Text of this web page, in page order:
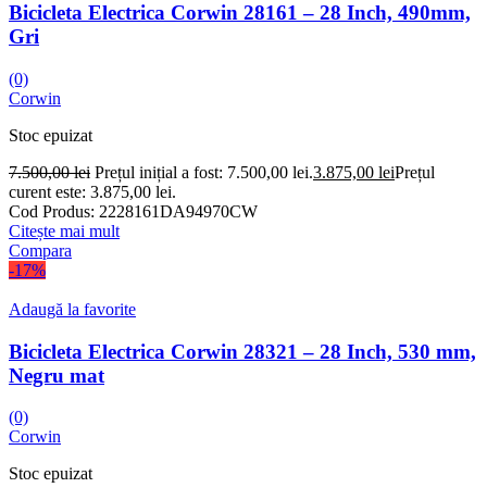
Bicicleta Electrica Corwin 28161 – 28 Inch, 490mm,
Gri
(0)
Corwin
Stoc epuizat
7.500,00lei Prețul inițial a fost: 7.500,00 lei.3.875,00 leiPrețul
curent este: 3.875,00 lei.
Cod Produs: 2228161DA94970CW
Citește mai mult
Compara
-17%
Adaugă la favorite
Bicicleta Electrica Corwin 28321 – 28 Inch, 530 mm,
Negru mat
(0)
Corwin
Stoc epuizat